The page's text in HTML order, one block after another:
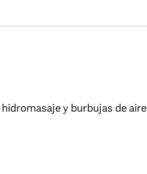
y burbujas de aire